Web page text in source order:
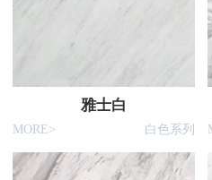
雅士白
MORE> 白色系列